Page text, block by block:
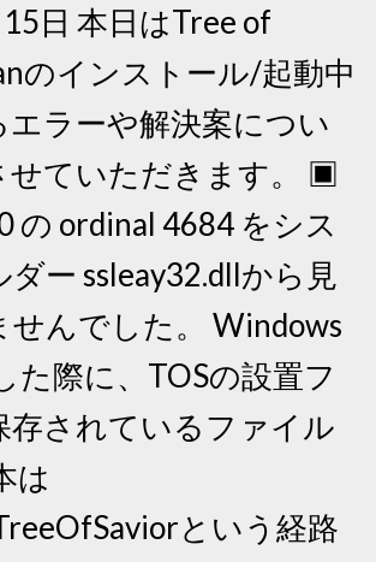
日 本日はTree of
のインストール/起動中
エラーや解決案につい
せていただきます。 ▣
の ordinal 4684 をシス
ー ssleay32.dllから見
せんでした。 Windows
た際に、TOSの設置フ
存されているファイル
は
という経路